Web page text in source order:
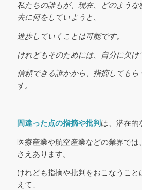
私たちの誰もが、現在、どのような
去に何をしていようと、
進歩していくことは可能です。
けれどもそのためには、自分に欠け
信頼できる誰かから、指摘してもら
す。
間違った点の指摘や批判 は、潜在的
医療産業や航空産業などの業界では
さえあります。
けれども指摘や批判をおこなうこと
えて、